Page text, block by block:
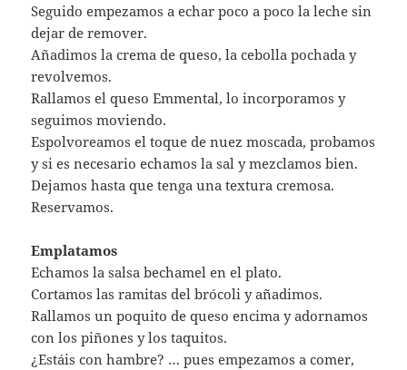
Seguido empezamos a echar poco a poco la leche sin
dejar de remover.
Añadimos la crema de queso, la cebolla pochada y
revolvemos.
Rallamos el queso Emmental, lo incorporamos y
seguimos moviendo.
Espolvoreamos el toque de nuez moscada, probamos
y si es necesario echamos la sal y mezclamos bien.
Dejamos hasta que tenga una textura cremosa.
Reservamos.
Emplatamos
Echamos la salsa bechamel en el plato.
Cortamos las ramitas del brócoli y añadimos.
Rallamos un poquito de queso encima y adornamos
con los piñones y los taquitos.
¿Estáis con hambre? … pues empezamos a comer,